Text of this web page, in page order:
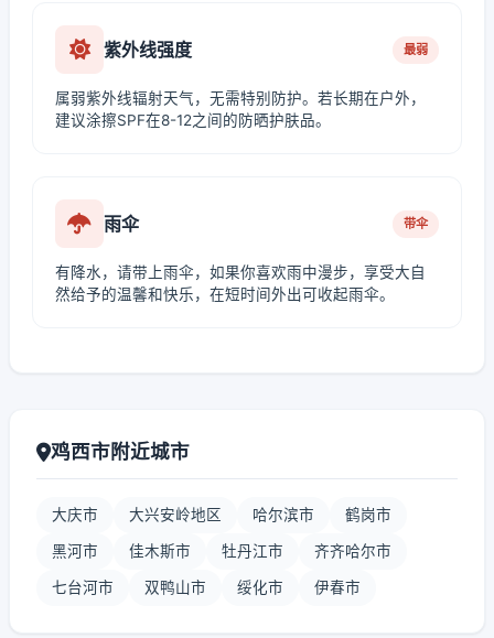
紫外线强度 最弱
属弱紫外线辐射天气，无需特别防护。若长期在户外，
建议涂擦SPF在8-12之间的防晒护肤品。
雨伞 带伞
有降水，请带上雨伞，如果你喜欢雨中漫步，享受大自
然给予的温馨和快乐，在短时间外出可收起雨伞。
鸡西市附近城市
大庆市 大兴安岭地区 哈尔滨市 鹤岗市
黑河市 佳木斯市 牡丹江市 齐齐哈尔市
七台河市 双鸭山市 绥化市 伊春市